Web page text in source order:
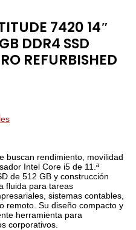
7420 14″
DDR4 SSD
REFURBISHED
buscan rendimiento, movilidad
Intel Core i5 de 11.ª
de 512 GB y construcción
fluida para tareas
sistemas contables,
remoto. Su diseño compacto y
herramienta para
corporativos.